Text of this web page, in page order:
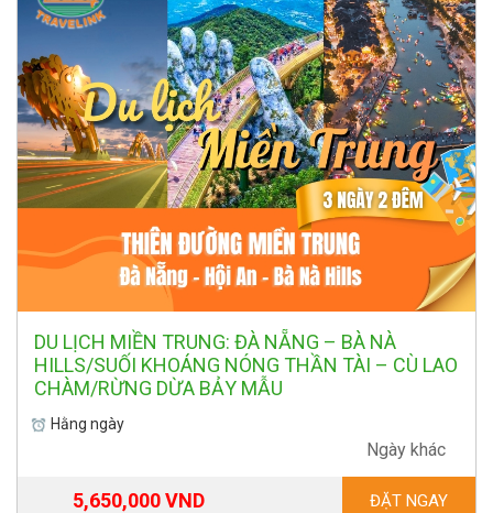
DU LỊCH MIỀN TRUNG: ĐÀ NẴNG – BÀ NÀ
HILLS/SUỐI KHOÁNG NÓNG THẦN TÀI – CÙ LAO
CHÀM/RỪNG DỪA BẢY MẪU
Hằng ngày
Ngày khác
5,650,000 VND ĐẶT NGAY